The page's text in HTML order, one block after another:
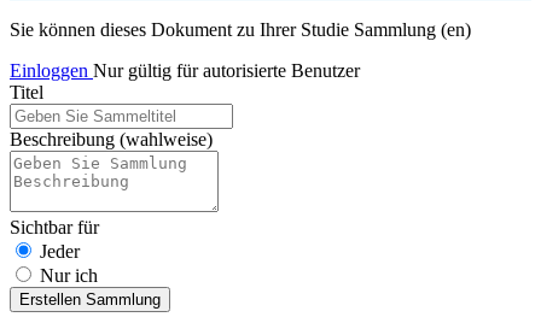
Sie können dieses Dokument zu Ihrer Studie Sammlung (en)
Einloggen Nur gültig für autorisierte Benutzer
Titel
Beschreibung (wahlweise)
Sichtbar für
Jeder
Nur ich
Erstellen Sammlung